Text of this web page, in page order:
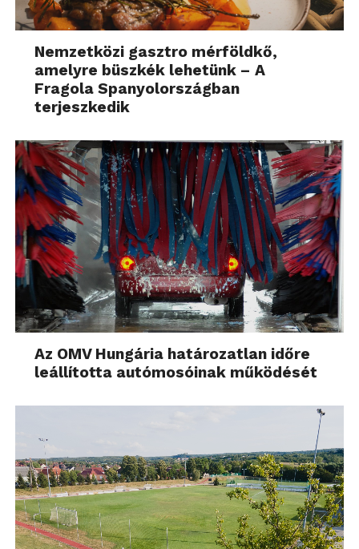
Nemzetközi gasztro mérföldkő,
amelyre büszkék lehetünk – A
Fragola Spanyolországban
terjeszkedik
Az OMV Hungária határozatlan időre
leállította autómosóinak működését